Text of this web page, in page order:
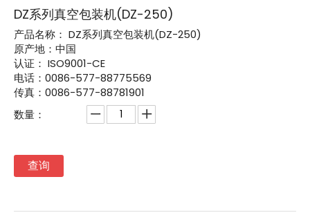
DZ系列真空包装机(DZ-250)
产品名称： DZ系列真空包装机(DZ-250)
原产地：中国
认证： ISO9001-CE
电话：0086-577-88775569
传真：0086-577-88781901
数量：
查询